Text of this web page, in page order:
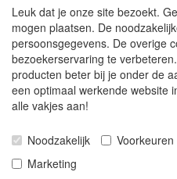
Over ons.
Privacyverklaring
Microschroeven.nl
/ Kvk nr. 08205825
NL001662495B62
Leuk dat je onze site bezoekt.
mogen plaatsen. De
persoonsgegevens. De overige
bezoekerservaring te
producten beter bij je onder de
een optimaal werkende website
alle vakjes aan!
Noodzakelijk Voorkeuren
Marketing